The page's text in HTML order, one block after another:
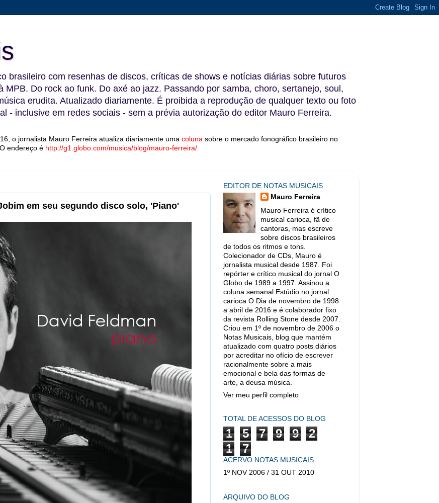
brasileiro com resenhas de discos, críticas de shows e notícias diárias sobre futuros
MPB. Do rock ao funk. Do axé ao jazz. Passando por samba, choro, sertanejo, soul,
erudita. Atualizado diariamente. É proibida a reprodução de qualquer texto ou foto
- inclusive em redes sociais - sem a prévia autorização do editor Mauro Ferreira.
o jornalista Mauro Ferreira atualiza diariamente uma coluna sobre o mercado fonográfico brasileiro no
O endereço é http://g1.globo.com/musica/blog/mauro-ferreira/
em seu segundo disco solo, 'Piano'
EDITOR DE NOTAS MUSICAIS
Mauro Ferreira
Mauro Ferreira é crítico
musical carioca, fã de
cantoras, mas escreve
sobre discos brasileiros
de todos os ritmos e tons.
Colecionador de CDs, Mauro é
jornalista musical desde 1987. Foi
repórter e crítico musical do jornal O
Globo de 1989 a 1997. Assinou a
coluna semanal Estúdio no jornal
carioca O Dia de novembro de 1998
a abril de 2016 e é colaborador fixo
da revista Rolling Stone desde 2007.
Criou em 1º de novembro de 2006 o
Notas Musicais, blog que mantém
atualizado com quatro posts diários
por acreditar no ofício de escrever
racionalmente sobre a mais
emocional e bela das formas de
arte, a deusa música.
Ver meu perfil completo
TOTAL DE ACESSOS DO BLOG
1 5 7 9 9
2
1
7
ACERVO NOTAS MUSICAIS
1º NOV 2006 / 31 OUT 2010
ARQUIVO DO BLOG